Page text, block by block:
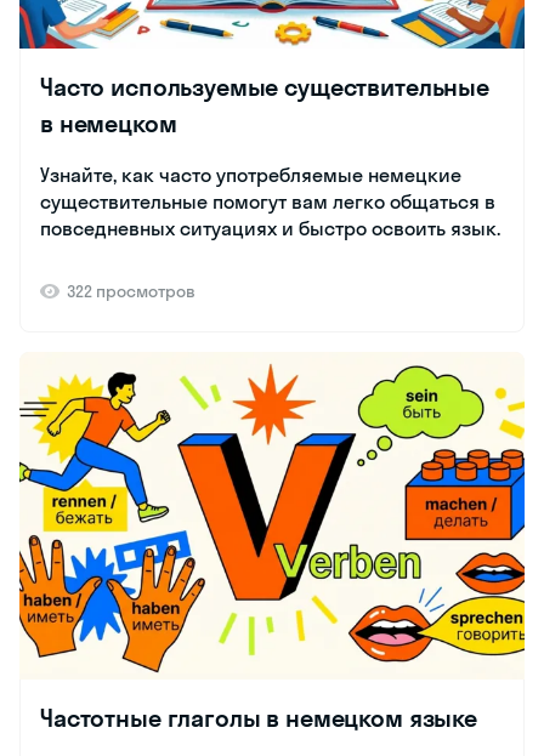
Часто используемые существительные
в немецком
Узнайте, как часто употребляемые немецкие
существительные помогут вам легко общаться в
повседневных ситуациях и быстро освоить язык.
322 просмотров
Частотные глаголы в немецком языке